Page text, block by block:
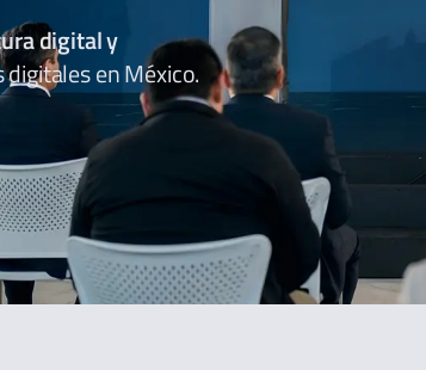
digital y
en México.